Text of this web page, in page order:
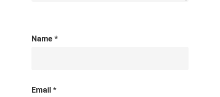
Name *
Email *